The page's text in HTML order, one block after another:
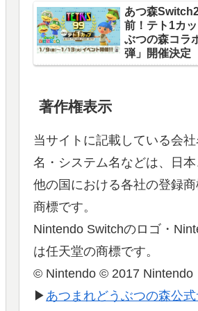
あつ森
前！テト1カ
ぶつの森コラ
弾」開催決定
著作権表示
当サイトに記載している会
名・システム名などは、日
他の国における各社の登録
商標です。
Nintendo Switchのロゴ・
は任天堂の商標です。
© Nintendo © 2017 Nintendo
▶ あつまれどうぶつの森公式